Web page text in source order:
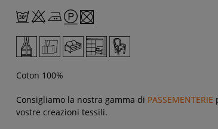
Coton 100%
Consigliamo la nostra gamma di PASSEMENTERIE
vostre creazioni tessili.